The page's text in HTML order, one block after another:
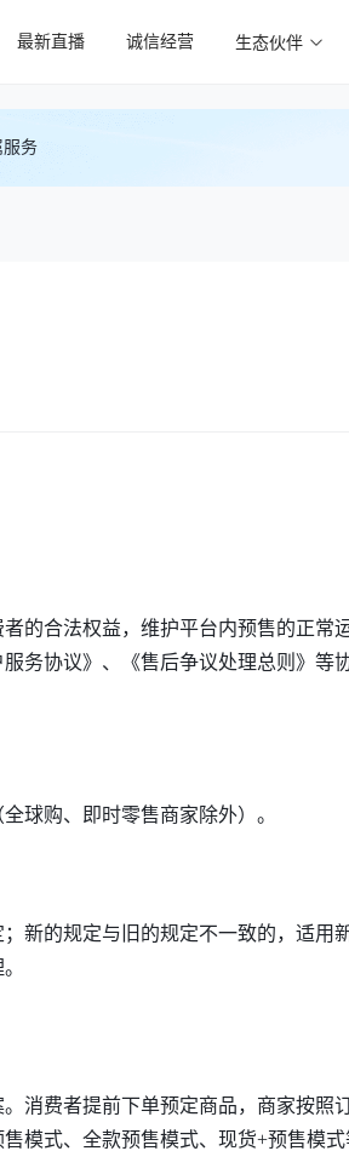
最新直播 诚信经营 生态伙伴
服务
的合法权益，维护平台内预售的正常
务协议》、《售后争议处理总则》等
球购、即时零售商家除外）。
新的规定与旧的规定不一致的，适用
消费者提前下单预定商品，商家按照
模式、全款预售模式、现货+预售模式